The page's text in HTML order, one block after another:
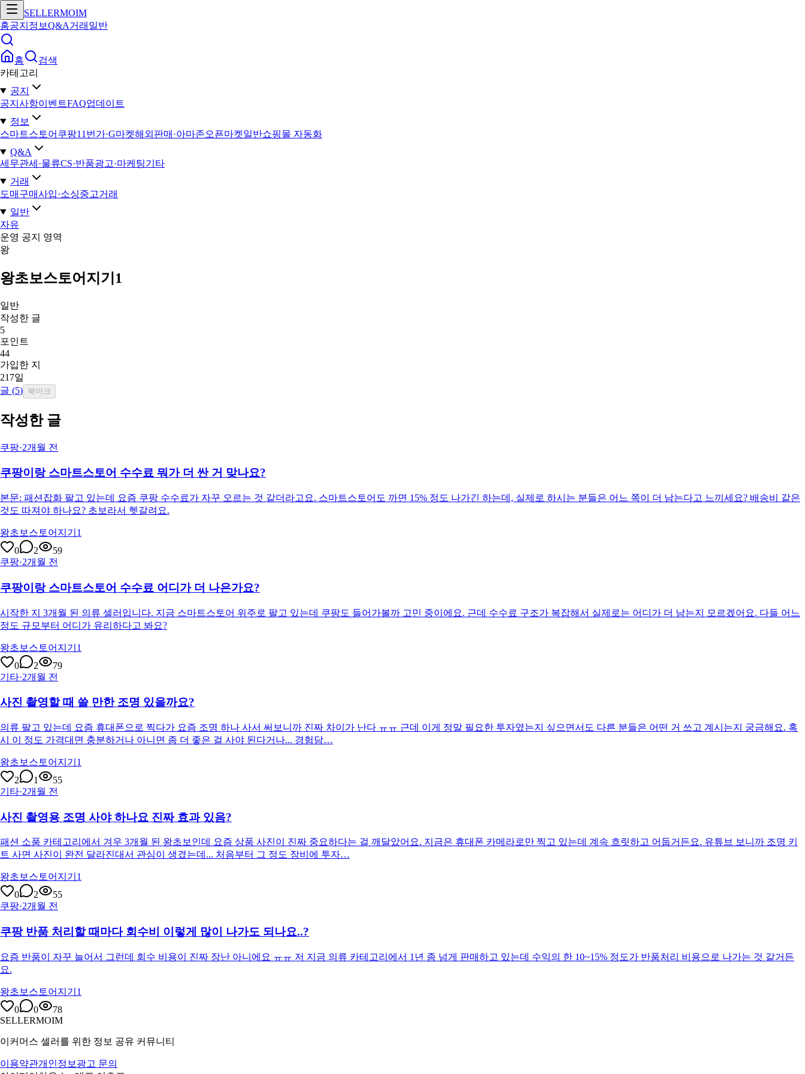
SELLERMOIM
홈공지 정보Q&A거래 일반
홈
검색
카테고리
공지
공지사항이벤트FAQ업데이트
정보
스마트스토어 쿠팡11번가·G마켓해외판매·아마존오픈마켓일반쇼핑몰 자동화
Q&A
세무관세·물류CS·반품광고·마케팅기타
거래
도매구매사입·소싱중고거래
일반
자유
운영 공지 영역
왕
왕초보스토어지기1
일반
작성한 글
5
포인트
44
가입한 지
217일
글 (5) 북마크
작성한 글
쿠팡·2개월 전
쿠팡이랑 스마트스토어 수수료 뭐가 더 싼 거 맞나요?
본문: 패션잡화 팔고 있는데 요즘 쿠팡 수수료가 자꾸 오르는 것 같더라고요. 스마트스토어도 까면 15% 정도 나가긴 하는데, 실제로 하시는 분들은 어느 쪽이 더 남는다고 느끼세요? 배송비 같은
것도 따져야 하나요? 초보라서 헷갈려요.
왕초보스토어지기1
0
2
59
쿠팡·2개월 전
쿠팡이랑 스마트스토어 수수료 어디가 더 나은가요?
시작한 지 3개월 된 의류 셀러입니다. 지금 스마트스토어 위주로 팔고 있는데 쿠팡도 들어가볼까 고민 중이에요. 근데 수수료 구조가 복잡해서 실제로는 어디가 더 남는지 모르겠어요. 다들 어느
정도 규모부터 어디가 유리하다고 봐요?
왕초보스토어지기1
0
2
79
기타·2개월 전
사진 촬영할 때 쓸 만한 조명 있을까요?
의류 팔고 있는데 요즘 휴대폰으로 찍다가 요즘 조명 하나 사서 써보니까 진짜 차이가 난다 ㅠㅠ 근데 이게 정말 필요한 투자였는지 싶으면서도 다른 분들은 어떤 거 쓰고 계시는지 궁금해요. 혹
시 이 정도 가격대면 충분하거나 아니면 좀 더 좋은 걸 사야 된다거나... 경험담…
왕초보스토어지기1
2
1
55
기타·2개월 전
사진 촬영용 조명 사야 하나요 진짜 효과 있음?
패션 소품 카테고리에서 겨우 3개월 된 왕초보인데 요즘 상품 사진이 진짜 중요하다는 걸 깨달았어요. 지금은 휴대폰 카메라로만 찍고 있는데 계속 흐릿하고 어둡거든요. 유튜브 보니까 조명 키
트 사면 사진이 완전 달라진대서 관심이 생겼는데... 처음부터 그 정도 장비에 투자…
왕초보스토어지기1
0
2
55
쿠팡·2개월 전
쿠팡 반품 처리할 때마다 회수비 이렇게 많이 나가도 되나요..?
요즘 반품이 자꾸 늘어서 그런데 회수 비용이 진짜 장난 아니에요 ㅠㅠ 저 지금 의류 카테고리에서 1년 좀 넘게 판매하고 있는데 수익의 한 10~15% 정도가 반품처리 비용으로 나가는 것 같거든
요.
왕초보스토어지기1
0
0
78
SELLERMOIM
이커머스 셀러를 위한 정보 공유 커뮤니티
이용약관개인정보 광고 문의